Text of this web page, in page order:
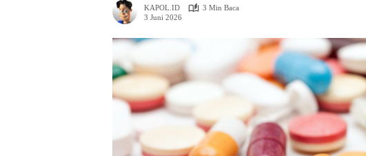
KAPOL.ID
3 Min Baca
3 Juni 2026